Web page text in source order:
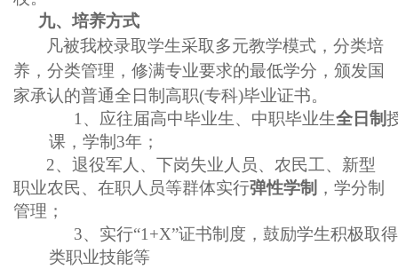
九、培养方式
凡被我校录取学生采取多元教学模式，分类培
养，分类管理，修满专业要求的最低学分，颁发国
家承认的普通全日制高职(专科)毕业证书。
1、应往届高中毕业生、中职毕业生全日制
课，学制 3年；
2、退役军人、下岗失业人员、农民工、新型
职业农民、在职人员等群体实行弹性学制 ，学分制
管理；
3、实行“1+X”证书制度，鼓励学生积极取
类职业技能等